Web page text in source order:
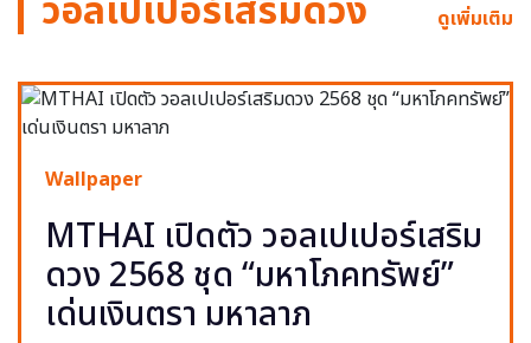
วอลเปเปอร์เสริมดวง ดูเพิ่มเติม
Wallpaper
MTHAI เปิดตัว วอลเปเปอร์เสริม
ดวง 2568 ชุด “มหาโภคทรัพย์”
เด่นเงินตรา มหาลาภ